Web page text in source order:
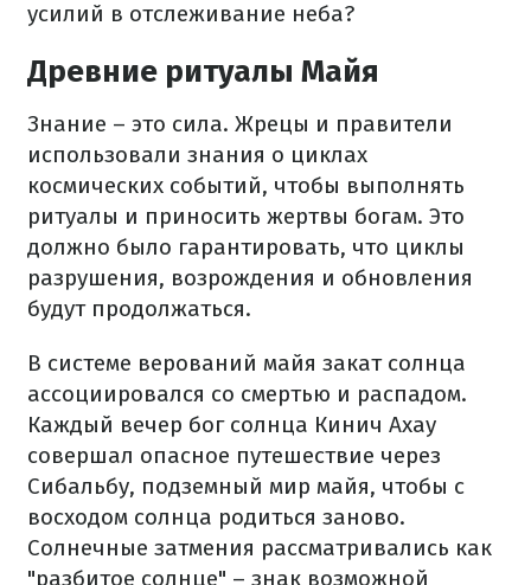
усилий в отслеживание неба?
Древние ритуалы Майя
Знание – это сила. Жрецы и правители
использовали знания о циклах
космических событий, чтобы выполнять
ритуалы и приносить жертвы богам. Это
должно было гарантировать, что циклы
разрушения, возрождения и обновления
будут продолжаться.
В системе верований майя закат солнца
ассоциировался со смертью и распадом.
Каждый вечер бог солнца Кинич Ахау
совершал опасное путешествие через
Сибальбу, подземный мир майя, чтобы с
восходом солнца родиться заново.
Солнечные затмения рассматривались как
"разбитое солнце" – знак возможной